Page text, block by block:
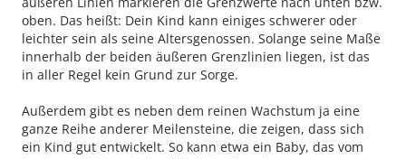
oben. Das heißt: Dein Kind kann einiges schwerer oder
leichter sein als seine Altersgenossen. Solange seine Maße
innerhalb der beiden äußeren Grenzlinien liegen, ist das
in aller Regel kein Grund zur Sorge.
Außerdem gibt es neben dem reinen Wachstum ja eine
ganze Reihe anderer Meilensteine, die zeigen, dass sich
ein Kind gut entwickelt. So kann etwa ein Baby, das vom